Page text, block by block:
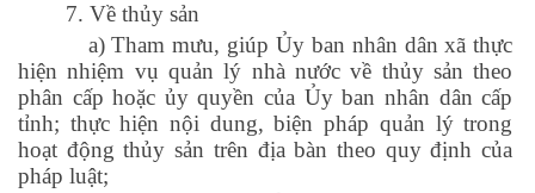
7. Về thủy sản
a) Tham mưu, giúp Ủy ban nhân dân xã thực
hiện nhiệm vụ quản lý nhà nước về thủy sản theo
phân cấp hoặc ủy quyền của Ủy ban nhân dân cấp
tỉnh; thực hiện nội dung, biện pháp quản lý trong
hoạt động thủy sản trên địa bàn theo quy định của
pháp luật;